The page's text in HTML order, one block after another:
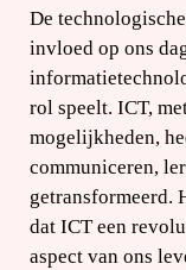
De
invloed op ons
rol speelt. ICT,
mogelijkheden,
communiceren,
getransformeerd.
dat ICT een
aspect van ons